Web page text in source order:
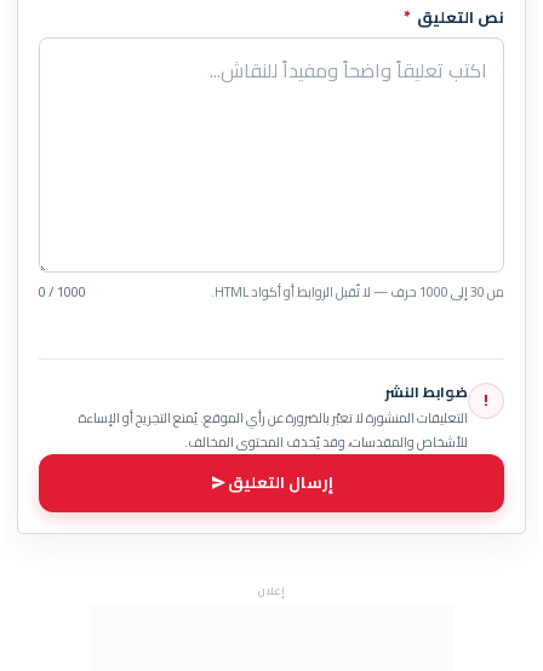
نص التعليق *
من 30 إلى 1000 حرف — لا تُقبل الروابط أو أكواد HTML. 0 / 1000
! ضوابط النشر
التعليقات المنشورة لا تعبّر بالضرورة عن رأي الموقع. يُمنع التجريح أو الإساءة
للأشخاص والمقدسات، وقد يُحذف المحتوى المخالف.
إرسال التعليق
إعلان